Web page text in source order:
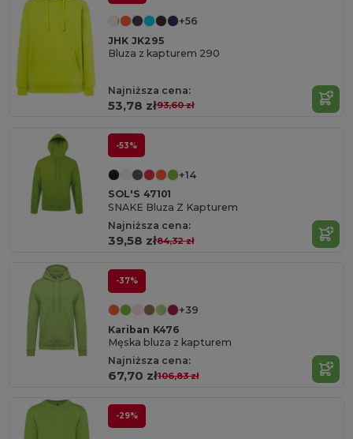
+56
JHK JK295
Bluza z kapturem 290
Najniższa cena:
53,78 zł93,60 zł
-53%
+14
SOL'S 47101
SNAKE Bluza Z Kapturem
Najniższa cena:
39,58 zł84,32 zł
-37%
+39
Kariban K476
Męska bluza z kapturem
Najniższa cena:
67,70 zł106,83 zł
-29%